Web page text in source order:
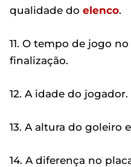
qualidade do elenco.
11. O tempo de jogo
finalização.
12. A idade do jogador.
13. A altura do goleiro
14. A diferença no